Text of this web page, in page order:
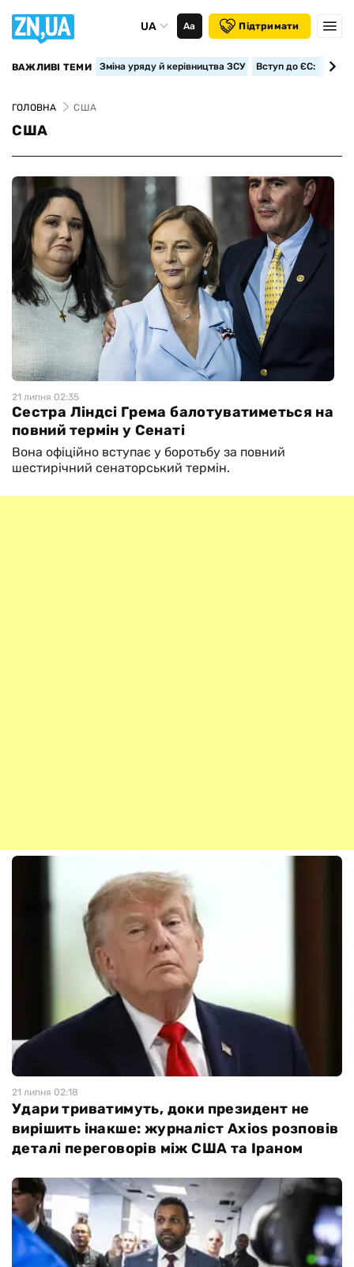
UA Аа Підтримати
ВАЖЛИВІ ТЕМИ Зміна уряду й керівництва ЗСУ Вступ до ЄС:
ГОЛОВНА США
США
21 липня 02:35
Сестра Ліндсі Грема балотуватиметься на
повний термін у Сенаті
Вона офіційно вступає у боротьбу за повний
шестирічний сенаторський термін.
21 липня 02:18
Удари триватимуть, доки президент не
вирішить інакше: журналіст Axios розповів
деталі переговорів між США та Іраном